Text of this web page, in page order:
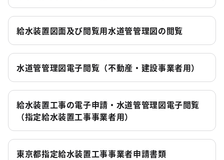
給水装置図面及び閲覧用水道管管理図の閲覧
水道管管理図電子閲覧（不動産・建設事業者用）
給水装置工事の電子申請・水道管管理図電子閲覧
（指定給水装置工事事業者用）
東京都指定給水装置工事事業者申請書類